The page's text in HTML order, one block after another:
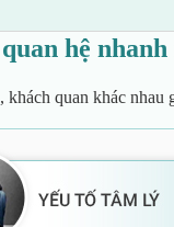
hệ
quan khác nhau